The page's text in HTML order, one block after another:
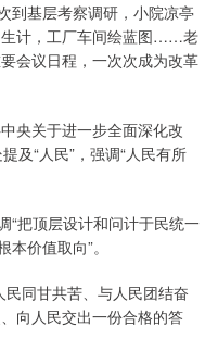
到基层考察调研，小院凉亭
生计，工厂车间绘蓝图……老
会议日程，一次次成为改革
央关于进一步全面深化改
及“人民”，强调“人民有所
“把顶层设计和问计于民统一
价值取向”。
同甘共苦、与人民团结奋
向人民交出一份合格的答